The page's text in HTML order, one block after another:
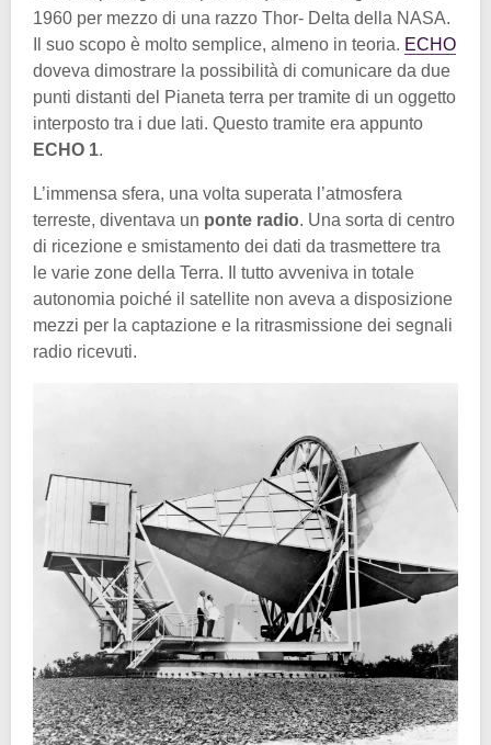
1960 per mezzo di una razzo Thor- Delta della NASA.
Il suo scopo è molto semplice, almeno in teoria. ECHO
doveva dimostrare la possibilità di comunicare da due
punti distanti del Pianeta terra per tramite di un oggetto
interposto tra i due lati. Questo tramite era appunto
ECHO 1.
L’immensa sfera, una volta superata l’atmosfera
terreste, diventava un ponte radio. Una sorta di centro
di ricezione e smistamento dei dati da trasmettere tra
le varie zone della Terra. Il tutto avveniva in totale
autonomia poiché il satellite non aveva a disposizione
mezzi per la captazione e la ritrasmissione dei segnali
radio ricevuti.